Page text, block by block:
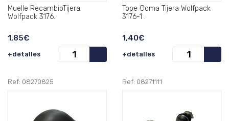
Muelle RecambioTijera
Wolfpack 3176.
1,85€
+detalles
Tope Goma Tijera Wolfpack
3176-1 .
1,40€
+detalles
Ref: 08270825 Ref: 08271111